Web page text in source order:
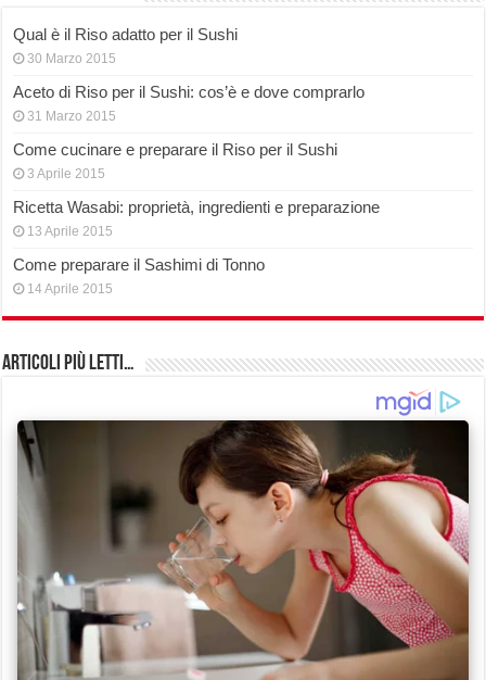
Qual è il Riso adatto per il Sushi
30 Marzo 2015
Aceto di Riso per il Sushi: cos’è e dove comprarlo
31 Marzo 2015
Come cucinare e preparare il Riso per il Sushi
3 Aprile 2015
Ricetta Wasabi: proprietà, ingredienti e preparazione
13 Aprile 2015
Come preparare il Sashimi di Tonno
14 Aprile 2015
Articoli più Letti…